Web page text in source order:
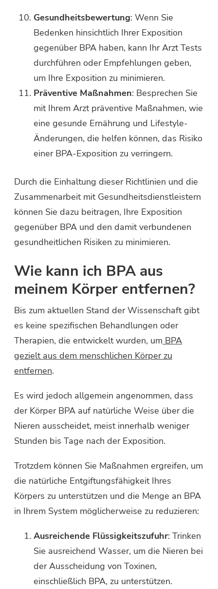
Gesundheitsbewertung: Wenn Sie
Bedenken hinsichtlich Ihrer Exposition
gegenüber BPA haben, kann Ihr Arzt Tests
durchführen oder Empfehlungen geben,
um Ihre Exposition zu minimieren.
Präventive Maßnahmen: Besprechen Sie
mit Ihrem Arzt präventive Maßnahmen, wie
eine gesunde Ernährung und Lifestyle-
Änderungen, die helfen können, das Risiko
einer BPA-Exposition zu verringern.
Durch die Einhaltung dieser Richtlinien und die
Zusammenarbeit mit Gesundheitsdienstleistern
können Sie dazu beitragen, Ihre Exposition
gegenüber BPA und den damit verbundenen
gesundheitlichen Risiken zu minimieren.
Wie kann ich BPA aus
meinem Körper entfernen?
Bis zum aktuellen Stand der Wissenschaft gibt
es keine spezifischen Behandlungen oder
Therapien, die entwickelt wurden, um BPA
gezielt aus dem menschlichen Körper zu
entfernen.
Es wird jedoch allgemein angenommen, dass
der Körper BPA auf natürliche Weise über die
Nieren ausscheidet, meist innerhalb weniger
Stunden bis Tage nach der Exposition.
Trotzdem können Sie Maßnahmen ergreifen, um
die natürliche Entgiftungsfähigkeit Ihres
Körpers zu unterstützen und die Menge an BPA
in Ihrem System möglicherweise zu reduzieren:
Ausreichende Flüssigkeitszufuhr: Trinken
Sie ausreichend Wasser, um die Nieren bei
der Ausscheidung von Toxinen,
einschließlich BPA, zu unterstützen.